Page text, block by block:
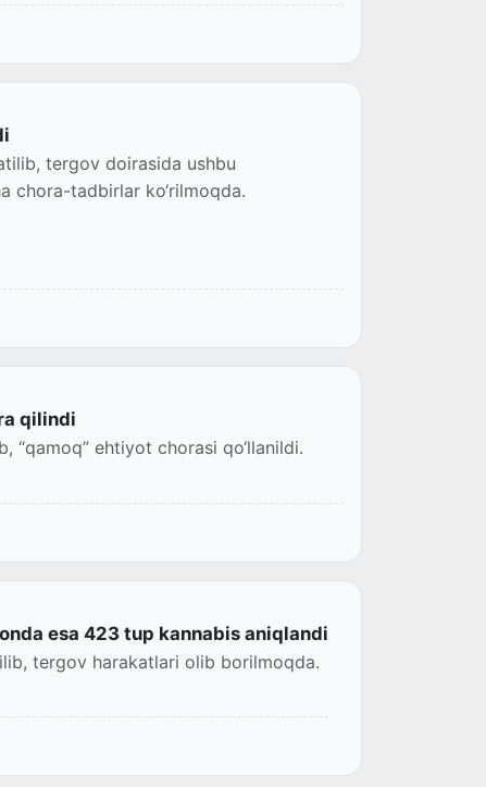
tergov doirasida ushbu
chora-tadbirlar ko‘rilmoqda.
qilindi
“qamoq” ehtiyot chorasi qo‘llanildi.
esa 423 tup kannabis aniqlandi
tergov harakatlari olib borilmoqda.